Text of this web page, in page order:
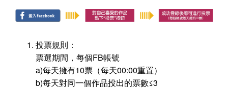
投票規則：
票選期間，每個FB帳號
a)每天擁有10票（每天00:00重置）
b)每天對同一個作品投出的票數≤3